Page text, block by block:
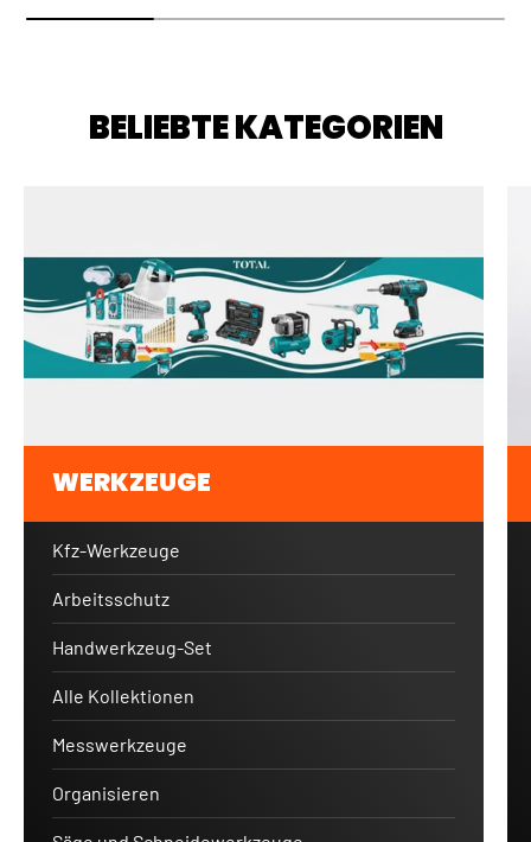
BELIEBTE KATEGORIEN
WERKZEUGE
Kfz-Werkzeuge
Arbeitsschutz
Handwerkzeug-Set
Alle Kollektionen
Messwerkzeuge
Organisieren